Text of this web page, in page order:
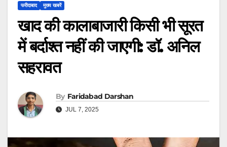
फरीदाबाद मुख्य खबरें
खाद की कालाबाजारी किसी भी सूरत
में बर्दाश्त नहीं की जाएगी: डॉ. अनिल
सहरावत
By Faridabad Darshan
JUL 7, 2025